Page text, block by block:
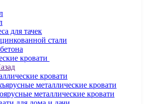
для тачек
стали
кровати
кровати
металлические кровати
металлические кровати